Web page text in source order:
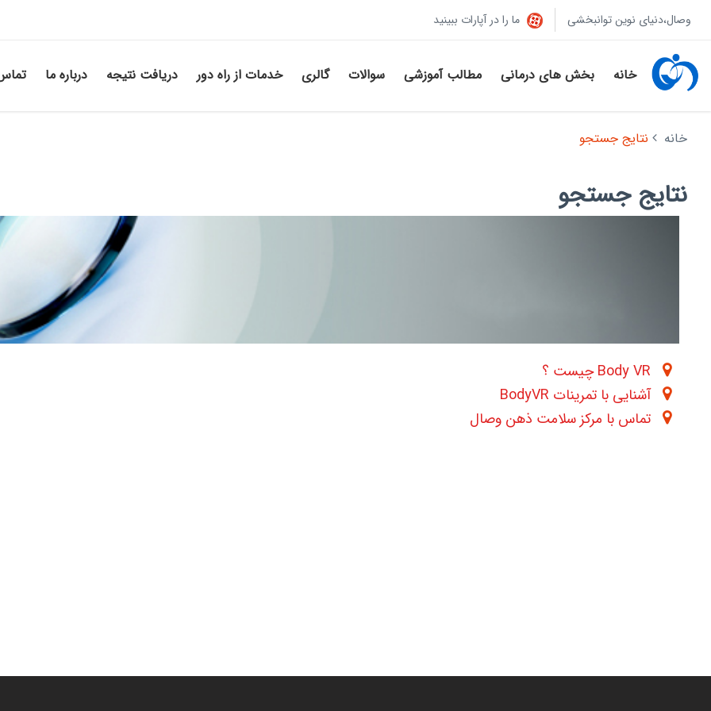
وصال،دنیای نوین توانبخشی ما را در آپارات ببینید
خانه بخش های درمانی مطالب آموزشی سوالات گالری خدمات از راه دور دریافت نتیجه درباره ما
خانه نتایج جستجو
نتایج جستجو
Body VR چیست ؟
آشنایی با تمرینات BodyVR
تماس با مرکز سلامت ذهن وصال